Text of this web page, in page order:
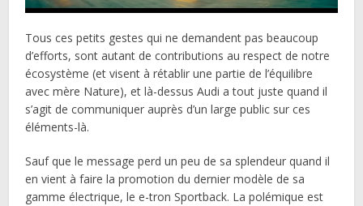
Tous ces petits gestes qui ne demandent pas beaucoup
d’efforts, sont autant de contributions au respect de notre
écosystème (et visent à rétablir une partie de l’équilibre
avec mère Nature), et là-dessus Audi a tout juste quand il
s’agit de communiquer auprès d’un large public sur ces
éléments-là.
Sauf que le message perd un peu de sa splendeur quand il
en vient à faire la promotion du dernier modèle de sa
gamme électrique, le e-tron Sportback. La polémique est